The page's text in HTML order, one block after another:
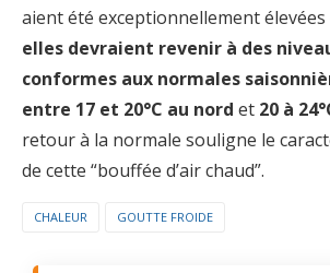
aient été exceptionnellement élevées
elles devraient revenir à des
conformes aux normales
entre 17 et 20°C au nord et 20 à
retour à la normale souligne le
de cette “bouffée d’air chaud”.
CHALEUR GOUTTE FROIDE